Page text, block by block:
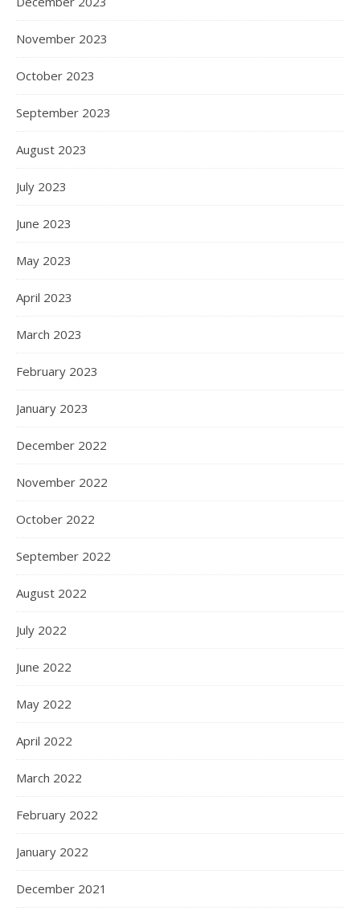
November 2023
October 2023
September 2023
August 2023
July 2023
June 2023
May 2023
April 2023
March 2023
February 2023
January 2023
December 2022
November 2022
October 2022
September 2022
August 2022
July 2022
June 2022
May 2022
April 2022
March 2022
February 2022
January 2022
December 2021